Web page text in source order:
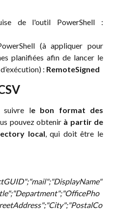
de l'outil PowerShell :
(à appliquer pour
planifiées afin de lancer le
: RemoteSigned
suivre le bon format des
pouvez obtenir à partir de
local, qui doit être le